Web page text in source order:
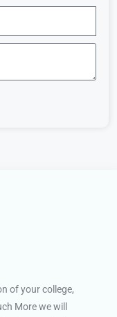
of your college,
More we will